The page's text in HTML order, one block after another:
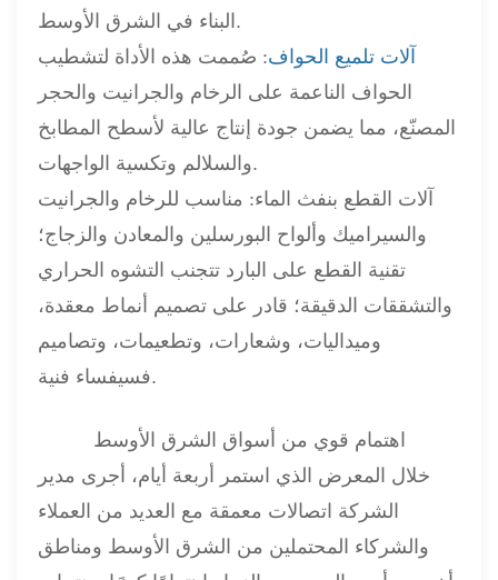
البناء في الشرق الأوسط.
آلات تلميع الحواف: صُممت هذه الأداة لتشطيب
الحواف الناعمة على الرخام والجرانيت والحجر
المصنّع، مما يضمن جودة إنتاج عالية لأسطح المطابخ
والسلالم وتكسية الواجهات.
آلات القطع بنفث الماء: مناسب للرخام والجرانيت
والسيراميك وألواح البورسلين والمعادن والزجاج؛
تقنية القطع على البارد تتجنب التشوه الحراري
والتشققات الدقيقة؛ قادر على تصميم أنماط معقدة،
وميداليات، وشعارات، وتطعيمات، وتصاميم
فسيفساء فنية.
اهتمام قوي من أسواق الشرق الأوسط
خلال المعرض الذي استمر أربعة أيام، أجرى مدير
الشركة اتصالات معمقة مع العديد من العملاء
والشركاء المحتملين من الشرق الأوسط ومناطق